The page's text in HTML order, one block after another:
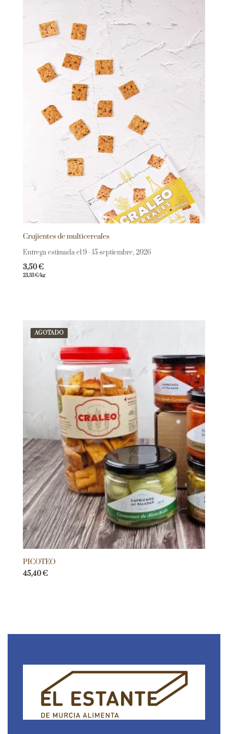
Crujientes de multicereales
Entrega estimada el 9 - 15 septiembre, 2026
3,50€
23,33€/kg
AGOTADO
PICOTEO
45,40€